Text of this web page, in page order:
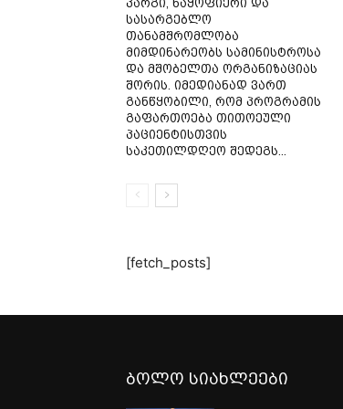
კარგი, ნაყოფიერი და
სასარგებლო
თანამშრომლობა
მიმდინარეობს სამინისტროსა
და მშობელთა ორგანიზაციას
შორის. იმედიანად ვართ
განწყობილი, რომ პროგრამის
გაფართოება თითოეული
პაციენტისთვის
საკეთილდღეო შედეგს...
[fetch_posts]
ბოლო სიახლეები